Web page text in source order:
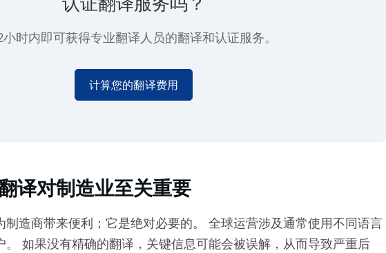
小时内即可获得专业翻译人员的翻译和认证服务。
计算您的翻译费用
译对制造业至关重要
制造商带来便利；它是绝对必要的。 全球运营涉及通常使用不同语言
。 如果没有精确的翻译，关键信息可能会被误解，从而导致严重后